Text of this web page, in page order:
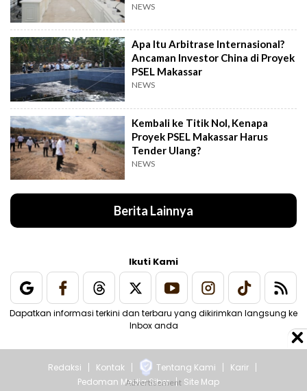
NEWS
Apa Itu Arbitrase Internasional?
Ancaman Investor China di Proyek
PSEL Makassar
NEWS
Kembali ke Titik Nol, Kenapa
Proyek PSEL Makassar Harus
Tender Ulang?
NEWS
Berita Lainnya
Ikuti Kami
Dapatkan informasi terkini dan terbaru yang dikirimkan langsung ke
Inbox anda
Redaksi Kontak Tentang Kami
Karir
Pedoman Media Siber
Site Map